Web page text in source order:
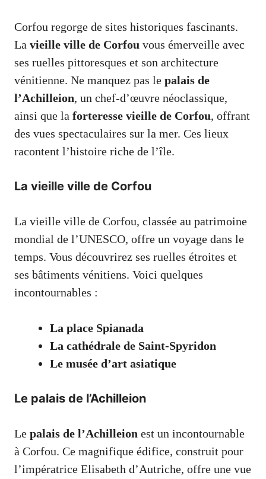
Corfou regorge de sites historiques fascinants.
La vieille ville de Corfou vous émerveille avec
ses ruelles pittoresques et son architecture
vénitienne. Ne manquez pas le palais de
l’Achilleion, un chef-d’œuvre néoclassique,
ainsi que la forteresse vieille de Corfou, offrant
des vues spectaculaires sur la mer. Ces lieux
racontent l’histoire riche de l’île.
La vieille ville de Corfou
La vieille ville de Corfou, classée au patrimoine
mondial de l’UNESCO, offre un voyage dans le
temps. Vous découvrirez ses ruelles étroites et
ses bâtiments vénitiens. Voici quelques
incontournables :
La place Spianada
La cathédrale de Saint-Spyridon
Le musée d’art asiatique
Le palais de l’Achilleion
Le palais de l’Achilleion est un incontournable
à Corfou. Ce magnifique édifice, construit pour
l’impératrice Elisabeth d’Autriche, offre une vue